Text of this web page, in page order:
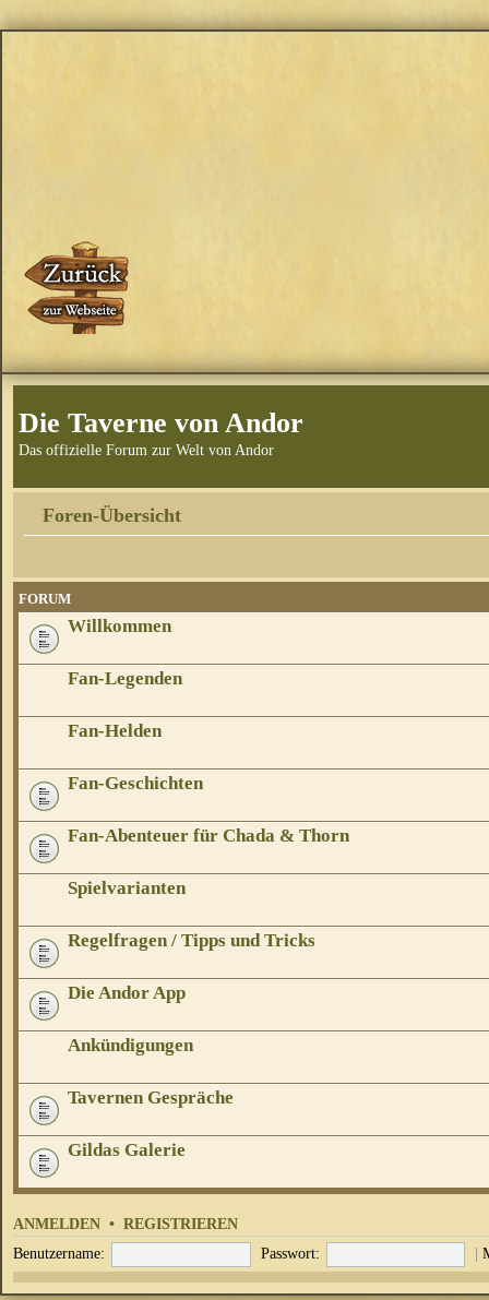
Die Taverne von Andor
Das offizielle Forum zur Welt von Andor
Foren-Übersicht
FORUM
Willkommen
Fan-Legenden
Fan-Helden
Fan-Geschichten
Fan-Abenteuer für Chada & Thorn
Spielvarianten
Regelfragen / Tipps und Tricks
Die Andor App
Ankündigungen
Tavernen Gespräche
Gildas Galerie
ANMELDEN • REGISTRIEREN
Benutzername: Passwort: |